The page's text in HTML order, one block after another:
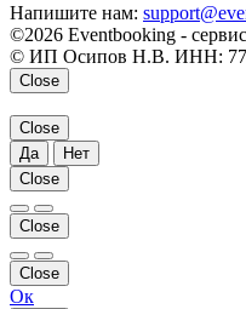
Напишите нам:
©2026 Eventbooking -
© ИП Осипов Н.В. ИНН:
Close
Close
Да
Нет
Close
Close
Close
Ок